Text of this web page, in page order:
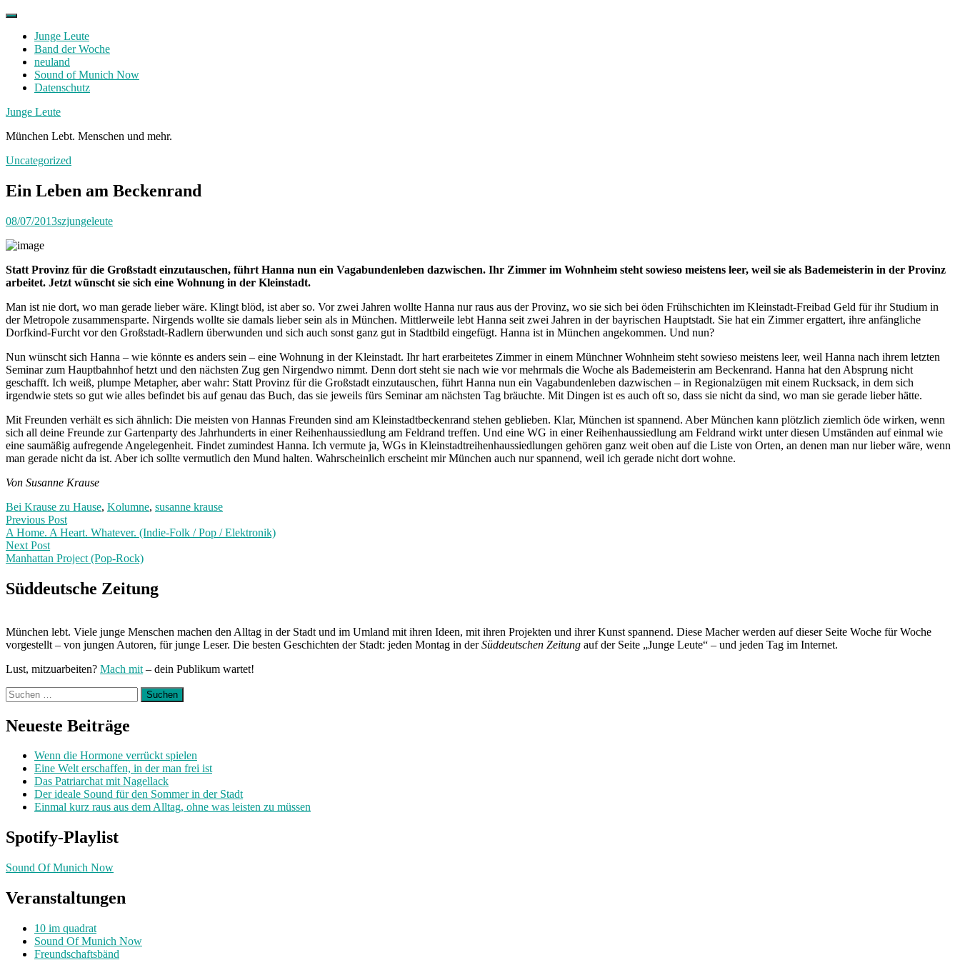
Skip
contentJunge Leute
Band der Woche
neuland
Sound of Munich Now
Datenschutz
Facebook
Twitter
Instagram
Junge Leute
München Lebt. Menschen und mehr.
Uncategorized
Ein Leben am Beckenrand
08/07/2013szjungeleute
Statt Provinz für die Großstadt einzutauschen, führt Hanna nun ein Vagabundenleben dazwischen. Ihr Zimmer im Wohnheim steht sowieso meistens leer, weil sie als Bademeisterin in der Provinz
arbeitet. Jetzt wünscht sie sich eine Wohnung in der Kleinstadt.
Man ist nie dort, wo man gerade lieber wäre. Klingt blöd, ist aber so. Vor zwei Jahren wollte Hanna nur raus aus der Provinz, wo sie sich bei öden Frühschichten im Kleinstadt-Freibad Geld für ihr Studium in
der Metropole zusammensparte. Nirgends wollte sie damals lieber sein als in München. Mittlerweile lebt Hanna seit zwei Jahren in der bayrischen Hauptstadt. Sie hat ein Zimmer ergattert, ihre anfängliche
Dorfkind-Furcht vor den Großstadt-Radlern überwunden und sich auch sonst ganz gut in Stadtbild eingefügt. Hanna ist in München angekommen. Und nun?
Nun wünscht sich Hanna – wie könnte es anders sein – eine Wohnung in der Kleinstadt. Ihr hart erarbeitetes Zimmer in einem Münchner Wohnheim steht sowieso meistens leer, weil Hanna nach ihrem letzten
Seminar zum Hauptbahnhof hetzt und den nächsten Zug gen Nirgendwo nimmt. Denn dort steht sie nach wie vor mehrmals die Woche als Bademeisterin am Beckenrand. Hanna hat den Absprung nicht
geschafft. Ich weiß, plumpe Metapher, aber wahr: Statt Provinz für die Großstadt einzutauschen, führt Hanna nun ein Vagabundenleben dazwischen – in Regionalzügen mit einem Rucksack, in dem sich
irgendwie stets so gut wie alles befindet bis auf genau das Buch, das sie jeweils fürs Seminar am nächsten Tag bräuchte. Mit Dingen ist es auch oft so, dass sie nicht da sind, wo man sie gerade lieber hätte.
Mit Freunden verhält es sich ähnlich: Die meisten von Hannas Freunden sind am Kleinstadtbeckenrand stehen geblieben. Klar, München ist spannend. Aber München kann plötzlich ziemlich öde wirken, wenn
sich all deine Freunde zur Gartenparty des Jahrhunderts in einer Reihenhaussiedlung am Feldrand treffen. Und eine WG in einer Reihenhaussiedlung am Feldrand wirkt unter diesen Umständen auf einmal wie
eine saumäßig aufregende Angelegenheit. Findet zumindest Hanna. Ich vermute ja, WGs in Kleinstadtreihenhaussiedlungen gehören ganz weit oben auf die Liste von Orten, an denen man nur lieber wäre, wenn
man gerade nicht da ist. Aber ich sollte vermutlich den Mund halten. Wahrscheinlich erscheint mir München auch nur spannend, weil ich gerade nicht dort wohne.
Von Susanne Krause
Bei Krause zu Hause, Kolumne, susanne krause
Post
navigation
Previous PostPrevious
post:
A Home. A Heart. Whatever. (Indie-Folk / Pop / Elektronik)
Next Post
Manhattan Project (Pop-Rock)
Post:
Süddeutsche Zeitung
München lebt. Viele junge Menschen machen den Alltag in der Stadt und im Umland mit ihren Ideen, mit ihren Projekten und ihrer Kunst spannend. Diese Macher werden auf dieser Seite Woche für Woche
vorgestellt – von jungen Autoren, für junge Leser. Die besten Geschichten der Stadt: jeden Montag in derSüddeutschen Zeitung auf der Seite „Junge Leute“ – und jeden Tag im Internet.
Lust, mitzuarbeiten? Mach mit – dein Publikum wartet!
Suchen
nach:
Neueste Beiträge
Wenn die Hormone verrückt spielen
Eine Welt erschaffen, in der man frei ist
Das Patriarchat mit Nagellack
Der ideale Sound für den Sommer in der Stadt
Einmal kurz raus aus dem Alltag, ohne was leisten zu müssen
Spotify-Playlist
Sound Of Munich Now
Veranstaltungen
10 im quadrat
Sound Of Munich Now
Freundschaftsbänd